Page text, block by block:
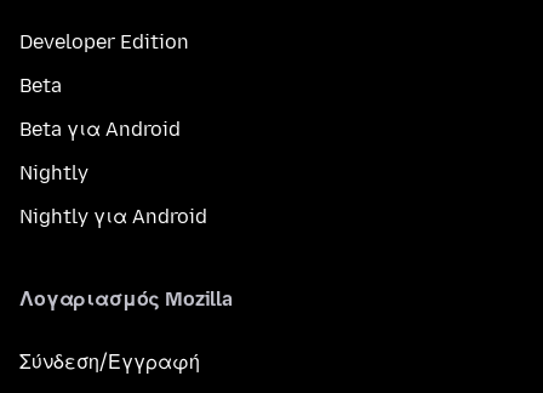
Developer Edition
Beta
Beta για Android
Nightly
Nightly για Android
Λογαριασμός Mozilla
Σύνδεση/Εγγραφή